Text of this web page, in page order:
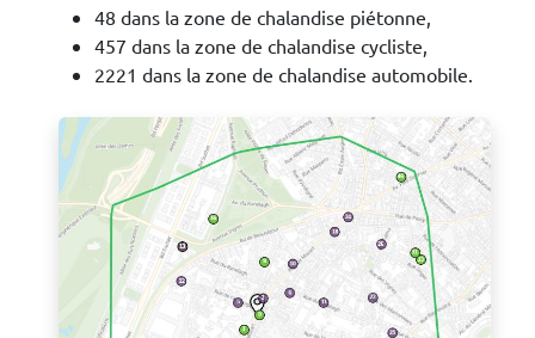
48 dans la zone de chalandise piétonne,
457 dans la zone de chalandise cycliste,
2221 dans la zone de chalandise automobile.